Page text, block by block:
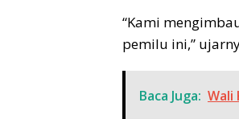
“Kami
pemilu ini,”
Baca Juga: Wali